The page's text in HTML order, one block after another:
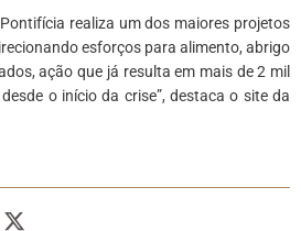
realiza um dos maiores projetos
esforços para alimento, abrigo
ação que já resulta em mais de 2 mil
o início da crise”, destaca o site da